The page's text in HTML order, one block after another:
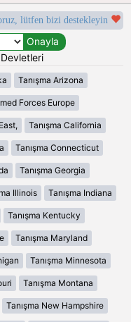
lütfen bizi destekleyin
Tanışma Arizona
Forces Europe
Tanışma California
Tanışma Connecticut
Tanışma Georgia
Illinois Tanışma Indiana
Tanışma Kentucky
Tanışma Maryland
Tanışma Minnesota
Tanışma Montana
Tanışma New Hampshire